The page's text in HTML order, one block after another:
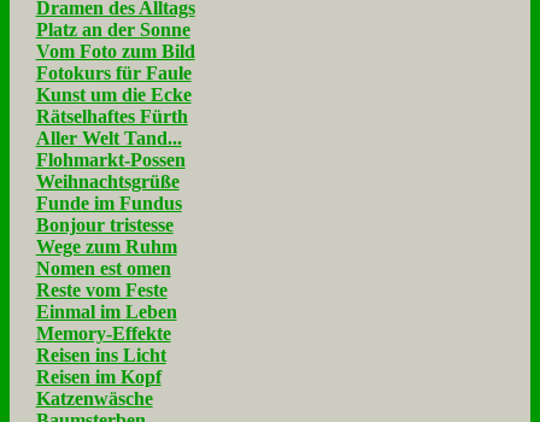
Dramen des Alltags
Platz an der Sonne
Vom Foto zum Bild
Fotokurs für Faule
Kunst um die Ecke
Rätselhaftes Fürth
Aller Welt Tand...
Flohmarkt-Possen
Weihnachtsgrüße
Funde im Fundus
Bonjour tristesse
Wege zum Ruhm
Nomen est omen
Reste vom Feste
Einmal im Leben
Memory-Effekte
Reisen ins Licht
Reisen im Kopf
Katzenwäsche